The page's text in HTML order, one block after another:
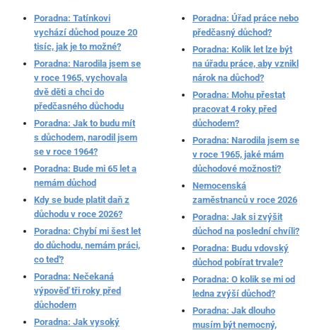
Poradna: Tatínkovi
vychází důchod pouze 20
tisíc, jak je to možné?
Poradna: Narodila jsem se
v roce 1965, vychovala
dvě děti a chci do
předčasného důchodu
Poradna: Jak to budu mít
s důchodem, narodil jsem
se v roce 1964?
Poradna: Bude mi 65 let a
nemám důchod
Kdy se bude platit daň z
důchodu v roce 2026?
Poradna: Chybí mi šest let
do důchodu, nemám práci,
co teď?
Poradna: Nečekaná
výpověď tři roky před
důchodem
Poradna: Jak vysoký
Poradna: Úřad práce nebo
předčasný důchod?
Poradna: Kolik let lze být
na úřadu práce, aby vznikl
nárok na důchod?
Poradna: Mohu přestat
pracovat 4 roky před
důchodem?
Poradna: Narodila jsem se
v roce 1965, jaké mám
důchodové možnosti?
Nemocenská
zaměstnanců v roce 2026
Poradna: Jak si zvýšit
důchod na poslední chvíli?
Poradna: Budu vdovský
důchod pobírat trvale?
Poradna: O kolik se mi od
ledna zvýší důchod?
Poradna: Jak dlouho
musím být nemocný,